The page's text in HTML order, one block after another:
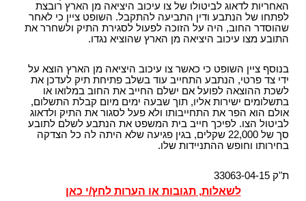
האחריות לדאוג לביטולו של צו עיכוב היציאה מן הארץ רובצת
לפתחו של הנתבע ודין התביעה להתקבל. השופט ציין כי לאחר
שהוסדר החוב, היה על הזוכה לפעול לסגירת התיק ולשחרר את
התובע מצו עיכוב היציאה מן הארץ שהוציא נגדו.
בנוסף ציין השופט כי כאשר צו עיכוב היציאה מן הארץ הוצא על
ידי צד פרטי, הנתבע התחייב עוד בשלב פתיחת תיק לעדכן את
לשכת ההוצאה לפועל אם ישלם החייב את החוב במלואו או
בתשלומים ישירות אליו, תוך שבעה ימים מיום קבלת התשלום,
אולם הוא הפר את התחייבותו ולא פעל לסגור את התיק ולדאוג
לביטול הצו. לפיכך חייב בית המשפט את הנתבע לשלם לתובע
סך של 22,000 שקלים, בגין פגיעה שלא היתה לה כל הצדקה
בחירותו וחופש ההתניידות שלו.
ת"ק 33063-04-15
לשאלות, תגובות או הערות לחץ/י כאן